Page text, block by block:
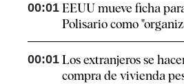
00:01 EEUU mueve ficha
Polisario como
00:01 Los extranjeros se
compra de vivienda